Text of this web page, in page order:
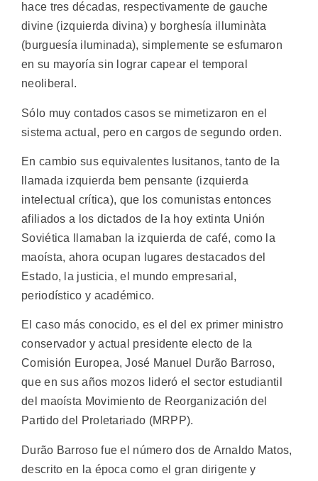
hace tres décadas, respectivamente de gauche
divine (izquierda divina) y borghesía illuminàta
(burguesía iluminada), simplemente se esfumaron
en su mayoría sin lograr capear el temporal
neoliberal.
Sólo muy contados casos se mimetizaron en el
sistema actual, pero en cargos de segundo orden.
En cambio sus equivalentes lusitanos, tanto de la
llamada izquierda bem pensante (izquierda
intelectual crítica), que los comunistas entonces
afiliados a los dictados de la hoy extinta Unión
Soviética llamaban la izquierda de café, como la
maoísta, ahora ocupan lugares destacados del
Estado, la justicia, el mundo empresarial,
periodístico y académico.
El caso más conocido, es el del ex primer ministro
conservador y actual presidente electo de la
Comisión Europea, José Manuel Durão Barroso,
que en sus años mozos lideró el sector estudiantil
del maoísta Movimiento de Reorganización del
Partido del Proletariado (MRPP).
Durão Barroso fue el número dos de Arnaldo Matos,
descrito en la época como el gran dirigente y